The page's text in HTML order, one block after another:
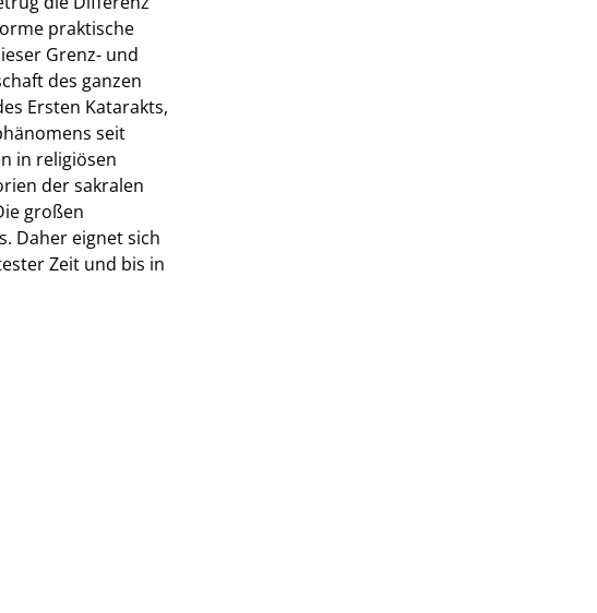
praktische
Grenz- und
des ganzen
Ersten Katarakts,
seit
in religiösen
der sakralen
großen
Daher eignet sich
Zeit und bis in